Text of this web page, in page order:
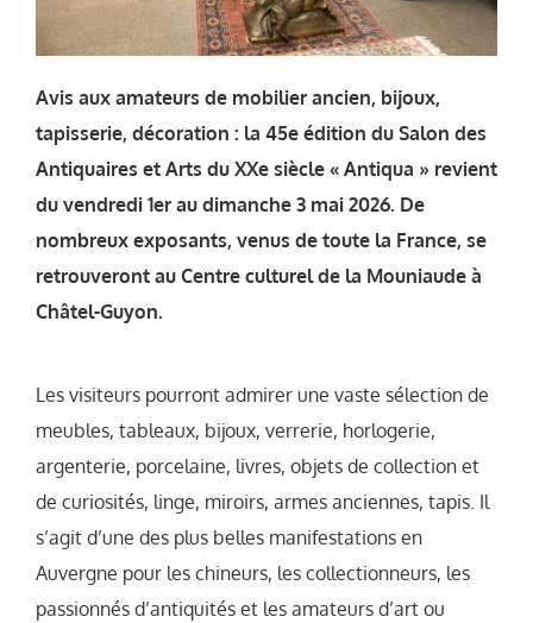
Avis aux amateurs de mobilier ancien, bijoux,
tapisserie, décoration : la 45e édition du Salon des
Antiquaires et Arts du XXe siècle « Antiqua » revient
du vendredi 1er au dimanche 3 mai 2026. De
nombreux exposants, venus de toute la France, se
retrouveront au Centre culturel de la Mouniaude à
Châtel-Guyon.
Les visiteurs pourront admirer une vaste sélection de
meubles, tableaux, bijoux, verrerie, horlogerie,
argenterie, porcelaine, livres, objets de collection et
de curiosités, linge, miroirs, armes anciennes, tapis. Il
s’agit d’une des plus belles manifestations en
Auvergne pour les chineurs, les collectionneurs, les
passionnés d’antiquités et les amateurs d’art ou